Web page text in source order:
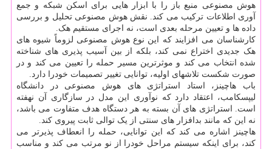
هوش مصنوعی منبع باز را با ابزار هایی برای اسکن شبکه و جمع
آوری اطلاعات ترکیب می کند. نقش هوش مصنوعی تحلیل و بررسی
داده ها و تعیین مرحله بعدی است، نه اجرای مستقیم هک.
کارشناسان می افزایند که این نوع هوش مصنوعی لزوماً شیوه های
هک جدیدی اختراع نمی کند، بلکه از بین آسیب پذیری های شناخته
شده انتخاب می کند و موثرترین مسیر حمله را تعیین می کند و در
صورت شکست تلاشهای اولیه، توانایی تغییر تصمیمات خودرا دارد.
باب هاچینز، استاد استراتژی های هوش مصنوعی در دانشگاه
لیپسکامب، اعتقاد دارد که نوآوری این مدل در سازگاری آن نهفته
است. استراتژی های آن بسته به هر دستگاه هدف متفاوت می باشد،
نه این که مانند بدافزار های سنتی از یک توالی ثابت پیروی کند.
هاچینز اشاره می کند که این توانایی، حمله را انعطاف پذیرتر می
کند، برای اینکه سیستم مراحل خودرا از نو مرتب می کند و مناسب